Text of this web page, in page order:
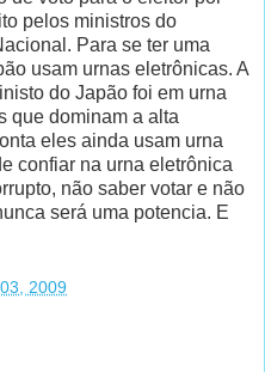
pelos ministros do
Para se ter uma
usam urnas eletrônicas. A
do Japão foi em urna
que dominam a alta
eles ainda usam urna
confiar na urna eletrônica
não saber votar e não
será uma potencia. E
2009